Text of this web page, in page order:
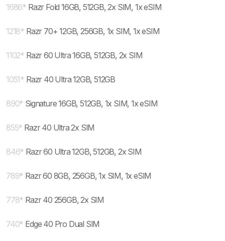
1686* Razr Fold 16GB, 512GB, 2x SIM, 1x eSIM
1218* Razr 70+ 12GB, 256GB, 1x SIM, 1x eSIM
1102* Razr 60 Ultra 16GB, 512GB, 2x SIM
1051* Razr 40 Ultra 12GB, 512GB
890* Signature 16GB, 512GB, 1x SIM, 1x eSIM
855* Razr 40 Ultra 2x SIM
846* Razr 60 Ultra 12GB, 512GB, 2x SIM
789* Razr 60 8GB, 256GB, 1x SIM, 1x eSIM
778* Razr 40 256GB, 2x SIM
740* Edge 40 Pro Dual SIM